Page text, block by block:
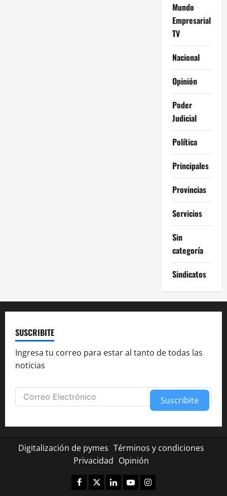
Mundo
Empresarial
TV
Nacional
Opinión
Poder
Judicial
Política
Principales
Provincias
Servicios
Sin
categoría
Sindicatos
SUSCRIBITE
Ingresa tu correo para estar al tanto de todas las
noticias
Suscribite
Digitalización de pymes Términos y condiciones
Privacidad Opinión
Facebook
TwitterLinkedinYoutubeInstagram